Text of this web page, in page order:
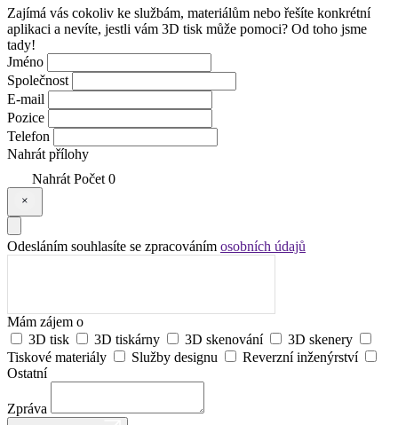
Zajímá vás cokoliv ke službám, materiálům nebo řešíte konkrétní
aplikaci a nevíte, jestli vám 3D tisk může pomoci? Od toho jsme
tady!
Jméno
Společnost
E-mail
Pozice
Telefon
Nahrát přílohy
Nahrát Počet 0
Odesláním souhlasíte se zpracováním osobních údajů
Mám zájem o
3D tisk
3D tiskárny 3D skenování
3D skenery
Tiskové materiály
Služby designu
Reverzní inženýrství
Ostatní
Zpráva